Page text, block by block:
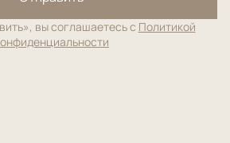
вы соглашаетесь с Политикой